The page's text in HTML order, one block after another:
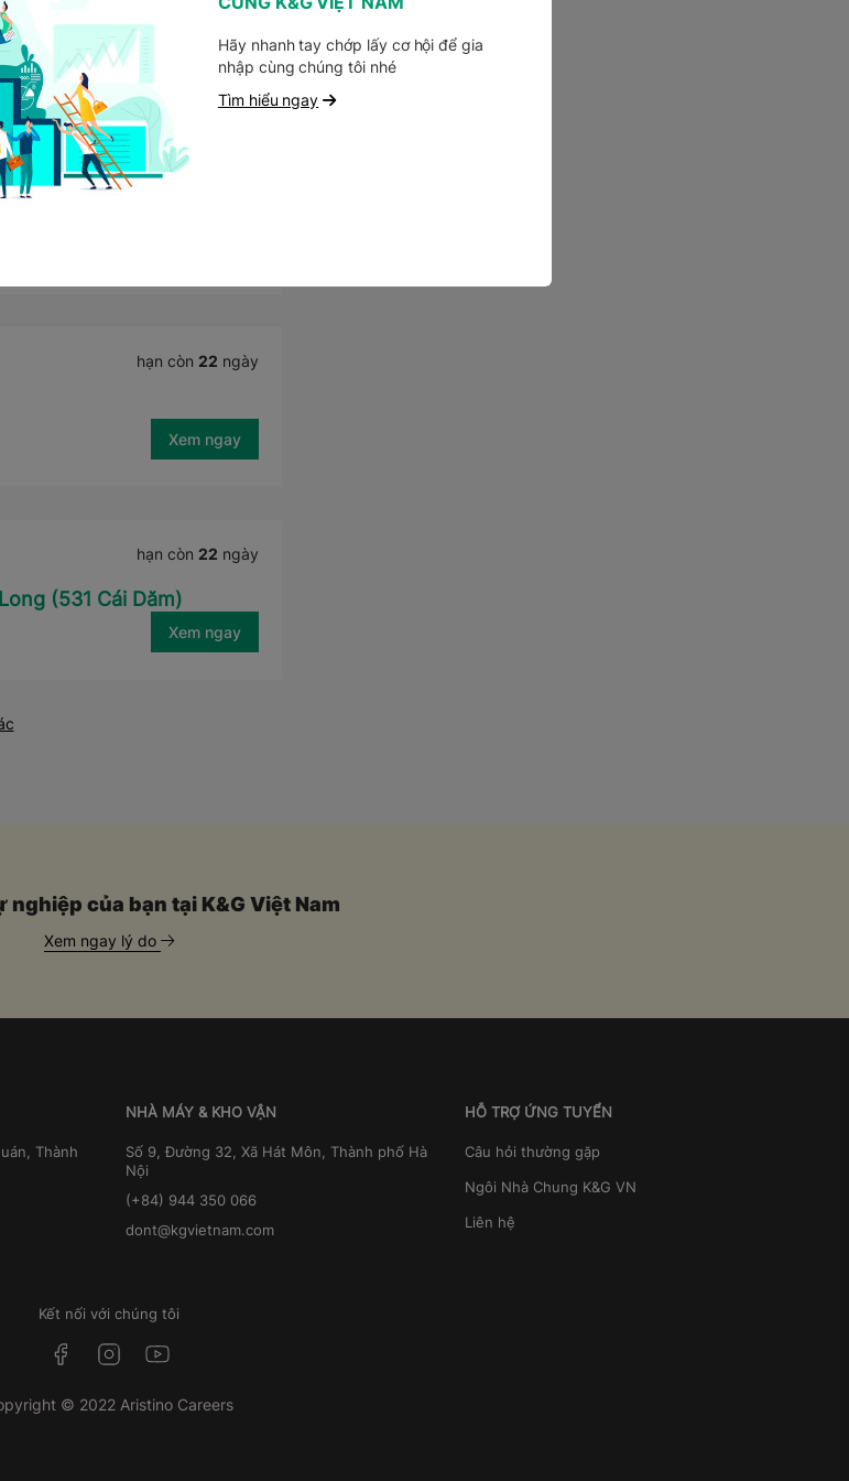
Biên Phủ
Xem ngay
hạn còn
Đồng Phục)
hạn còn 22 ngày
Xem ngay
hạn còn 22 ngày
(531 Cái Dăm)
Xem ngay
nghiệp của bạn tại K&G Việt Nam
Xem ngay lý do
Thành
NHÀ MÁY & KHO VẬN
Số 9, Đường 32, Xã Hát Môn, Thành phố Hà
Nội
(+84) 944 350 066
dont@kgvietnam.com
HỖ TRỢ ỨNG TUYỂN
Câu hỏi thường gặp
Ngôi Nhà Chung K&G VN
Liên hệ
Kết nối với chúng tôi
© 2022 Aristino Careers
Hãy nhanh tay chớp lấy cơ hội để gia
nhập cùng chúng tôi nhé
Tìm hiểu ngay